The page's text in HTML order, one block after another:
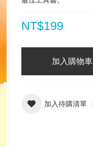
NT$199
加入購物車
加入待購清單